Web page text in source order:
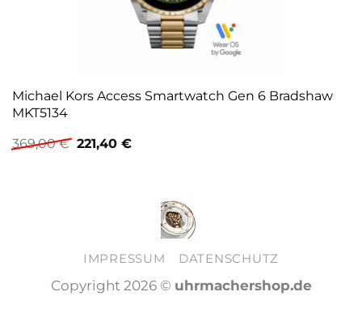
Michael Kors Access Smartwatch Gen 6 Bradshaw
MKT5134
369,00€ Ursprünglicher
Preis
221,40 €Aktueller
IMPRESSUM DATENSCHUTZ
Copyright 2026 © uhrmachershop.de